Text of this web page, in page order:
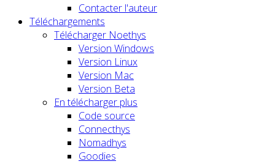
Contacter l'auteur
Téléchargements
Télécharger Noethys
Version Windows
Version Linux
Version Mac
Version Beta
En télécharger plus
Code source
Connecthys
Nomadhys
Goodies